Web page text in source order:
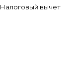
Налоговый вычет